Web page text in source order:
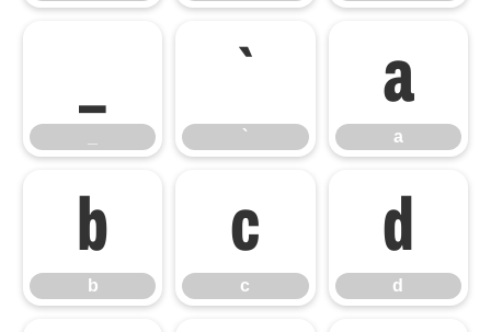
`
`
a
a
b
b
c
c
d
d